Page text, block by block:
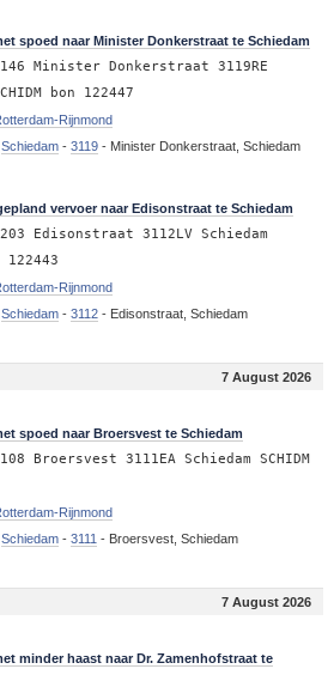
spoed naar Minister Donkerstraat te Schiedam
Minister Donkerstraat 3119RE
bon 122447
Rijnmond
Schiedam- 3119- Minister Donkerstraat, Schiedam
vervoer naar Edisonstraat te Schiedam
Edisonstraat 3112LV Schiedam
122443
Rijnmond
Schiedam- 3112- Edisonstraat, Schiedam
7 August 2026
spoed naar Broersvest te Schiedam
Broersvest 3111EA Schiedam SCHIDM
Rijnmond
Schiedam- 3111 - Broersvest, Schiedam
7 August 2026
minder haast naar Dr. Zamenhofstraat te